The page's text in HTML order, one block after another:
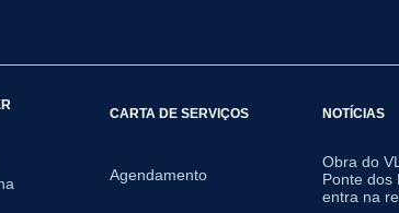
CARTA DE SERVIÇOS
Agendamento
NOTÍCIAS
Obra do
Ponte dos
entra na